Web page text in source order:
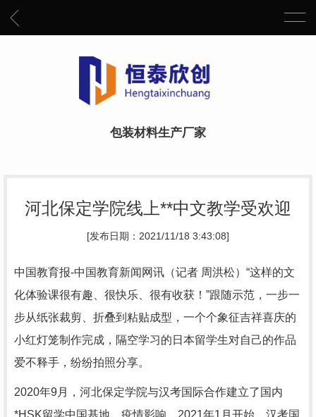
包装材料生产厂家
河北保定学院线上**中文教学受欢迎
[发布日期：2021/11/18 3:43:08]
中国教育报-中国教育新闻网讯（记者 周洪松）“这样的文
化体验课很有趣、很快乐、很有收获！”跟随示范，一步一
步从纸张裁剪、折叠到粘贴成型，一个个象征吉祥喜庆的
小红灯笼制作完成，隔空学习的日本留学生对自己的作品
爱不释手，纷纷拍照分享。
2020年9月，河北保定学院与汉考国际合作建立了国内
*HSK留学中国基地。疫情影响，2021年1月开始，汉考国